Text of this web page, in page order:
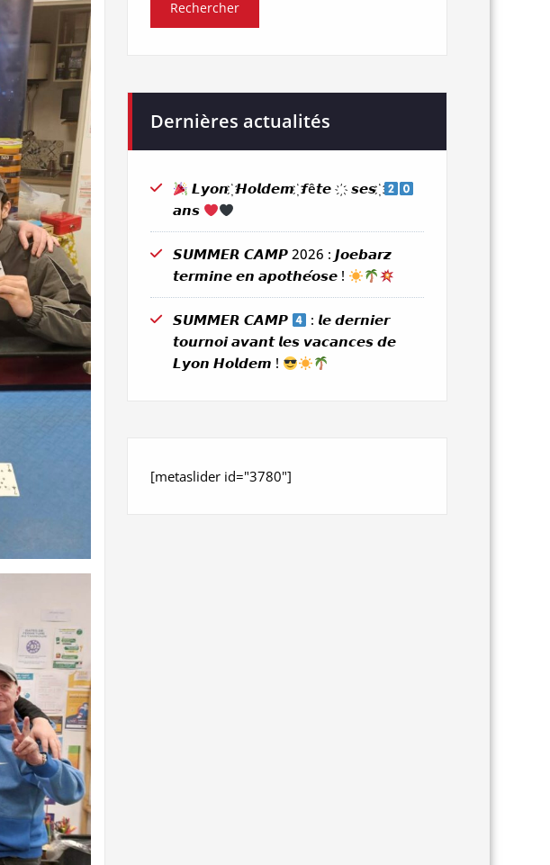
Dernières actualités
𝙇𝙮𝙤𝙣 ҉ 𝙃𝙤𝙡𝙙𝙚𝙢 ҉ 𝙛ê𝙩𝙚 ҉ 𝙨𝙚𝙨 ҉
𝙖𝙣𝙨
𝙎𝙐𝙈𝙈𝙀𝙍 𝘾𝘼𝙈𝙋 2026 : 𝙅𝙤𝙚𝙗𝙖𝙧𝙯
𝙩𝙚𝙧𝙢𝙞𝙣𝙚 𝙚𝙣 𝙖𝙥𝙤𝙩𝙝𝙚́𝙤𝙨𝙚 !
𝙎𝙐𝙈𝙈𝙀𝙍 𝘾𝘼𝙈𝙋
: 𝙡𝙚 𝙙𝙚𝙧𝙣𝙞𝙚𝙧
𝙩𝙤𝙪𝙧𝙣𝙤𝙞 𝙖𝙫𝙖𝙣𝙩 𝙡𝙚𝙨 𝙫𝙖𝙘𝙖𝙣𝙘𝙚𝙨 𝙙𝙚
𝙇𝙮𝙤𝙣 𝙃𝙤𝙡𝙙𝙚𝙢 !
[metaslider id="3780"]